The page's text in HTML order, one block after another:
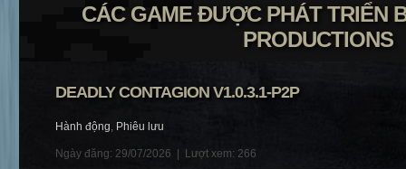
CÁC GAME ĐƯỢC PHÁT TRIỂN
PRODUCTIONS
DEADLY CONTAGION V1.0.3.1-P2P
Hành động, Phiêu lưu
Ngày đăng: 29/07/2026 | Lượt xem: 266